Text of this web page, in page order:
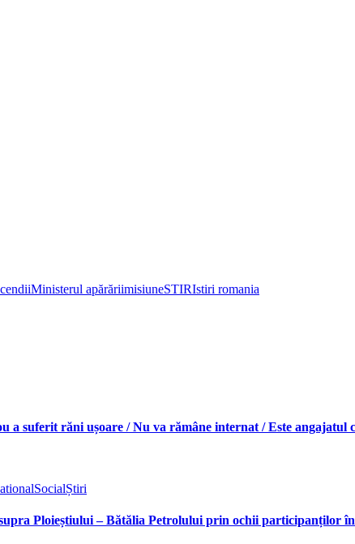
Ministerul apărăriimisiuneSTIRIstiri romania
a suferit răni ușoare / Nu va rămâne internat / Este angajatul
SocialȘtiri
Ploieștiului – Bătălia Petrolului prin ochii participanților